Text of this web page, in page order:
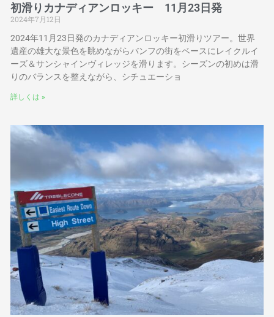
初滑りカナディアンロッキー 11月23日発
2024年7月12日
2024年11月23日発のカナディアンロッキー初滑りツアー。世界
遺産の雄大な景色を眺めながらバンフの街をベースにレイクルイ
ーズ＆サンシャインヴィレッジを滑ります。シーズンの初めは滑
りのバランスを整えながら、シチュエーショ
詳しくは »